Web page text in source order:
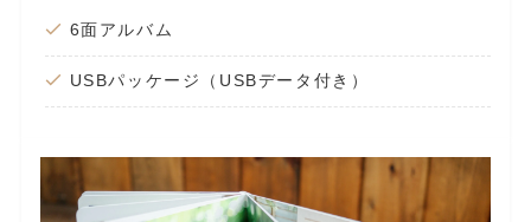
6面アルバム
USBパッケージ（USBデータ付き）